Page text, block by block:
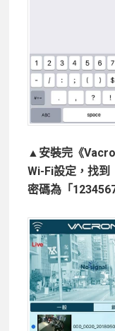
▲安裝完《
Wi-Fi設定，找到
密碼為「